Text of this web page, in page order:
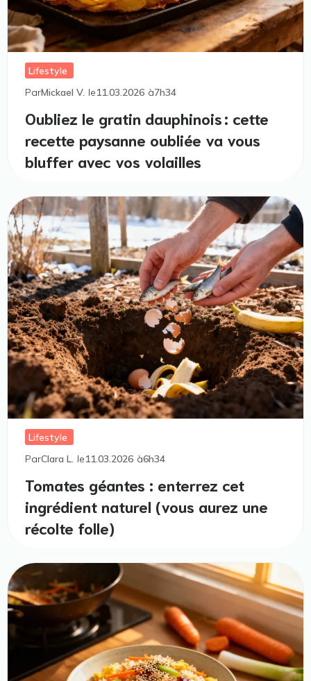
Lifestyle
ParMickael V. le11.03.2026 à7h34
Oubliez le gratin dauphinois : cette
recette paysanne oubliée va vous
bluffer avec vos volailles
Lifestyle
ParClara L. le11.03.2026 à6h34
Tomates géantes : enterrez cet
ingrédient naturel (vous aurez une
récolte folle)